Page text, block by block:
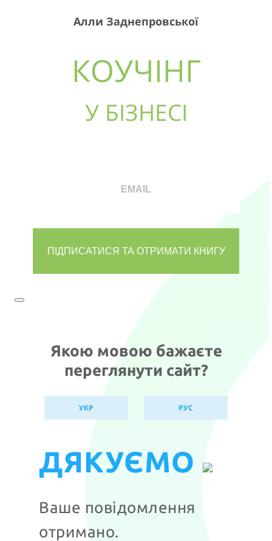
Алли Заднепровської
КОУЧIНГ
У БІЗНЕСІ
Якою мовою бажаєте
переглянути сайт?
УКР РУС
ДЯКУЄМО
Ваше повідомлення
отримано.